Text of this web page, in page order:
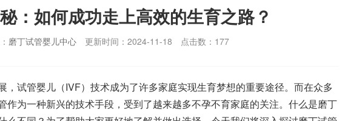
：如何成功走上高效的生育之路？
磨丁试管婴儿中心 更新时间：2024-11-18 点击数： 177
，试管婴儿（IVF）技术成为了许多家庭实现生育梦想的重要途径。而在众多
作为一种新兴的技术手段，受到了越来越多不孕不育家庭的关注。什么是磨丁